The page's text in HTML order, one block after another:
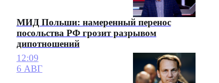
МИД Польши: намеренный перенос
посольства РФ грозит разрывом
дипотношений
12:09
6 АВГ